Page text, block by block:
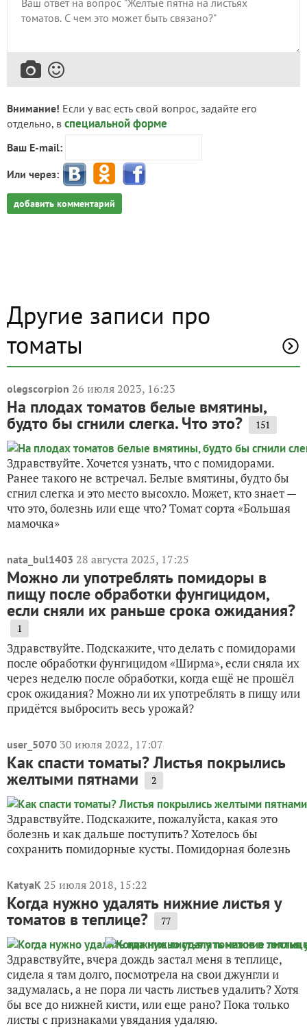
Внимание! Если у вас есть свой вопрос, задайте его
отдельно, в специальной форме
Ваш E-mail:
Или через:
добавить комментарий
Другие записи про
томаты
olegscorpion 26 июля 2023, 16:23
На плодах томатов белые вмятины,
будто бы сгнили слегка. Что это? 151
Здравствуйте. Хочется узнать, что с помидорами.
Ранее такого не встречал. Белые вмятины, будто бы
сгнил слегка и это место высохло. Может, кто знает —
что это, болезнь или еще что? Томат сорта «Большая
мамочка»
nata_bul1403 28 августа 2025, 17:25
Можно ли употреблять помидоры в
пищу после обработки фунгицидом,
если сняли их раньше срока ожидания?
1
Здравствуйте. Подскажите, что делать с помидорами
после обработки фунгицидом «Ширма», если сняла их
через неделю после обработки, когда ещё не прошёл
срок ожидания? Можно ли их употреблять в пищу или
придётся выбросить весь урожай?
user_5070 30 июля 2022, 17:07
Как спасти томаты? Листья покрылись
желтыми пятнами 2
Здравствуйте. Подскажите, пожалуйста, какая это
болезнь и как дальше поступить? Хотелось бы
сохранить помидорные кусты. Помидорная болезнь
KatyaK 25 июля 2018, 15:22
Когда нужно удалять нижние листья у
томатов в теплице? 77
Здравствуйте, вчера дождь застал меня в теплице,
сидела я там долго, посмотрела на свои джунгли и
задумалась, а не пора ли часть листьев удалить? Хотя
бы все до нижней кисти, или еще рано? Пока только
листы с признаками увядания удаляю.